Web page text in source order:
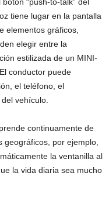
“push-to-talk” del
tiene lugar en la pantalla
elementos gráficos,
elegir entre la
estilizada de un MINI-
conductor puede
el teléfono, el
vehículo.
continuamente de
geográficos, por ejemplo,
la ventanilla al
la vida diaria sea mucho